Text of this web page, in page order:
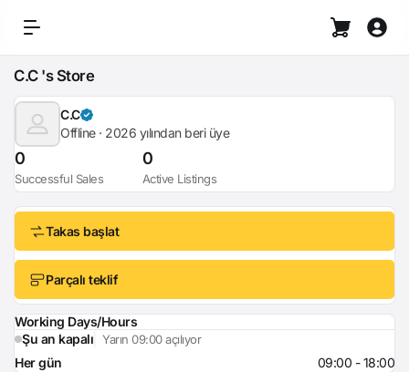
C.C 's Store
C.C
Offline · 2026 yılından beri üye
0
Successful Sales
0
Active Listings
Takas başlat
Parçalı teklif
Working Days/Hours
Şu an kapalı
Yarın 09:00 açılıyor
Her gün
09:00 - 18:00